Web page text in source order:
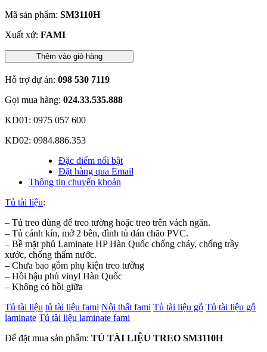
Mã sản phẩm: SM3110H
Xuất xứ: FAMI
Thêm vào giỏ hàng
Hỗ trợ dự án: 098 530 7119
Gọi mua hàng: 024.33.535.888
KD01: 0975 057 600
KD02: 0984.886.353
Đặc điểm nổi bật
Đặt hàng qua Email
Thông tin chuyển khoản
Tủ tài liệu:
– Tủ treo dùng để treo tường hoặc treo trên vách ngăn.
– Tủ cánh kín, mở 2 bên, đình tủ dán chão PVC.
– Bề mặt phủ Laminate HP Hàn Quốc chống cháy, chống trầy
xước, chống thấm nước.
– Chưa bao gồm phụ kiện treo tường
– Hồi hậu phủ vinyl Hàn Quốc
– Không có hồi giữa
Tủ tài liệu tủ tài liệu fami Nội thất fami Tủ tài liệu gỗ Tủ tài liệu gỗ
laminate Tủ tài liệu laminate fami
Để đặt mua sản phẩm: TỦ TÀI LIỆU TREO SM3110H